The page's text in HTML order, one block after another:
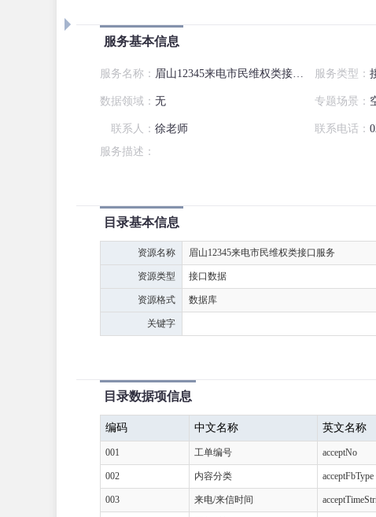
服务基本信息
服务名称： 眉山12345来电市民维权类接口服务 服务类型：
数据领域： 无 专题场景：
联系人： 徐老师 联系电话：
服务描述：
目录基本信息
资源名称 眉山12345来电市民维权类接口服务
资源类型 接口数据
资源格式 数据库
关键字
目录数据项信息
编码 中文名称 英文名称
001 工单编号 acceptNo
002 内容分类 acceptFbType
003 来电/来信时间